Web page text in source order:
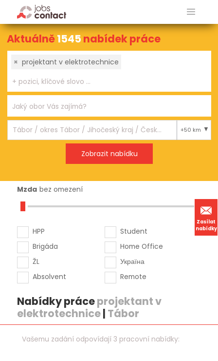
Zasílat
nabídky
Aktuálně1545 nabídek práce
× projektant v elektrotechnice
+50 km
Mzda bez omezení
HPP
Brigáda
ŽL
Absolvent
Student
Home Office
Україна
Remote
Nabídky práceprojektant v
elektrotechnice| Tábor
Vašemu zadání odpovídají 3 pracovní nabídky: